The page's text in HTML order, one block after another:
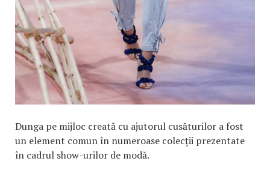
Dunga pe mijloc creată cu ajutorul cusăturilor a fost
un element comun în numeroase colecții prezentate
în cadrul show-urilor de modă.